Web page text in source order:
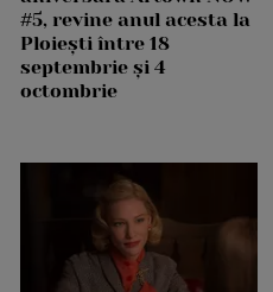
#5, revine anul acesta la
Ploiești între 18
septembrie și 4
octombrie